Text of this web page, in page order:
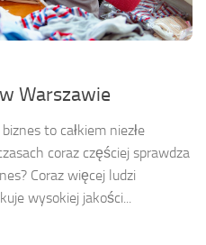
Warszawie
to całkiem niezłe
coraz częściej sprawdza
Coraz więcej ludzi
wysokiej jakości...